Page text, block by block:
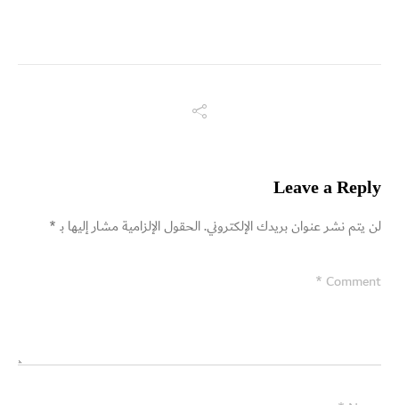
Leave a Reply
لن يتم نشر عنوان بريدك الإلكتروني.الحقول الإلزامية مشار إليها بـ*